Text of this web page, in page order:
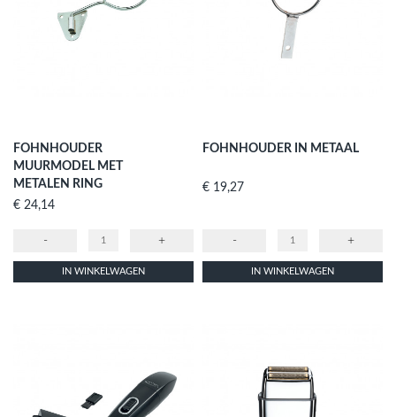
FOHNHOUDER
MUURMODEL MET
METALEN RING
Prijs
€ 24,14
- +
IN WINKELWAGEN
FOHNHOUDER IN METAAL
Prijs
€ 19,27
- +
IN WINKELWAGEN